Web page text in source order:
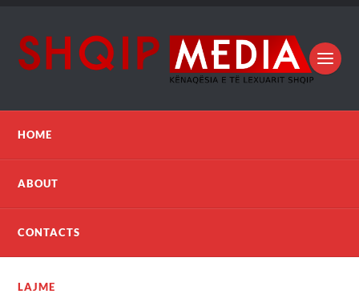
HOME
ABOUT
CONTACTS
LAJME